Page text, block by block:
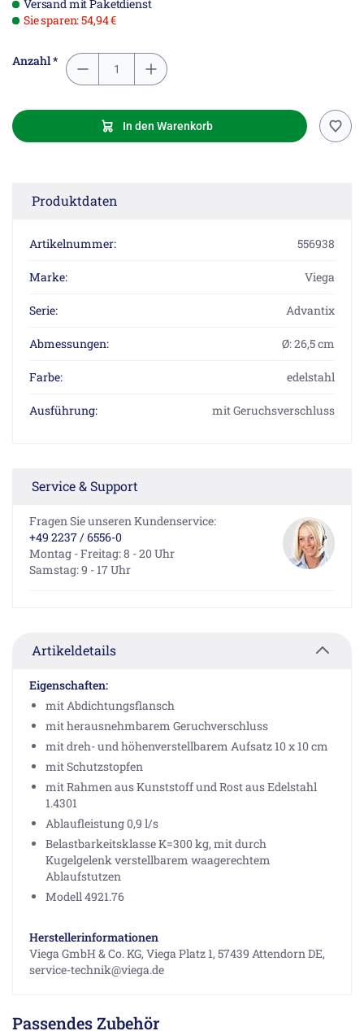
Versand mit Paketdienst
Sie sparen: 54,94 €
Anzahl *
In den Warenkorb
Produktdaten
Artikelnummer: 556938
Marke: Viega
Serie: Advantix
Abmessungen: Ø: 26,5 cm
Farbe: edelstahl
Ausführung: mit Geruchsverschluss
Service & Support
Fragen Sie unseren Kundenservice:
+49 2237 / 6556-0
Montag - Freitag: 8 - 20 Uhr
Samstag: 9 - 17 Uhr
Artikeldetails
Eigenschaften:
mit Abdichtungsflansch
mit herausnehmbarem Geruchverschluss
mit dreh- und höhenverstellbarem Aufsatz 10 x 10 cm
mit Schutzstopfen
mit Rahmen aus Kunststoff und Rost aus Edelstahl
1.4301
Ablaufleistung 0,9 l/s
Belastbarkeitsklasse K=300 kg, mit durch
Kugelgelenk verstellbarem waagerechtem
Ablaufstutzen
Modell 4921.76
Herstellerinformationen
Viega GmbH & Co. KG, Viega Platz 1, 57439 Attendorn DE,
service-technik@viega.de
Passendes Zubehör